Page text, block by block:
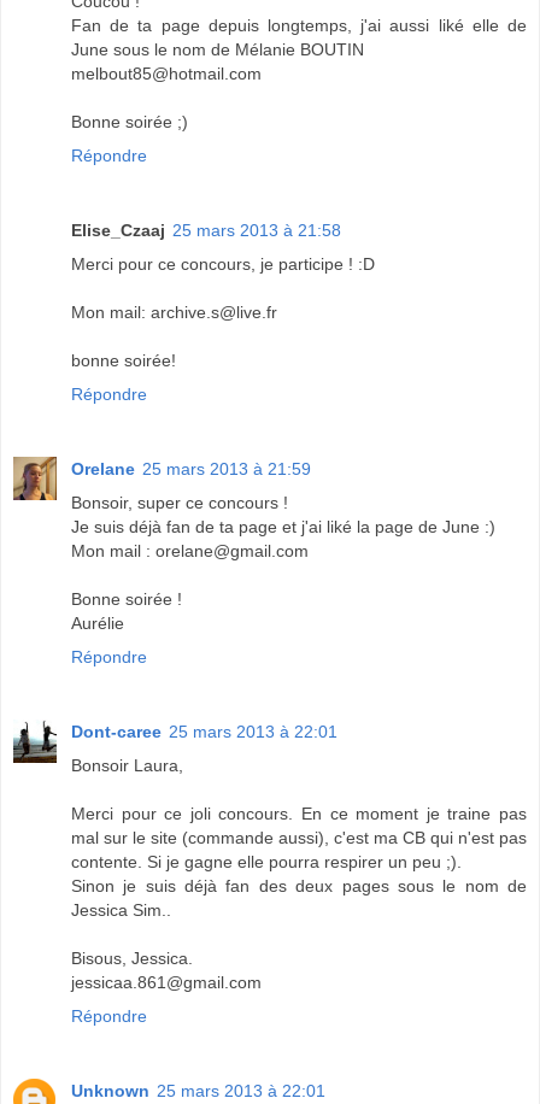
Fan de ta page depuis longtemps, j'ai aussi liké elle de
June sous le nom de Mélanie BOUTIN
melbout85@hotmail.com
Bonne soirée ;)
Répondre
Elise_Czaaj 25 mars 2013 à 21:58
Merci pour ce concours, je participe ! :D
Mon mail: archive.s@live.fr
bonne soirée!
Répondre
Orelane 25 mars 2013 à 21:59
Bonsoir, super ce concours !
Je suis déjà fan de ta page et j'ai liké la page de June :)
Mon mail : orelane@gmail.com
Bonne soirée !
Aurélie
Répondre
Dont-caree 25 mars 2013 à 22:01
Bonsoir Laura,
Merci pour ce joli concours. En ce moment je traine pas
mal sur le site (commande aussi), c'est ma CB qui n'est pas
contente. Si je gagne elle pourra respirer un peu ;).
Sinon je suis déjà fan des deux pages sous le nom de
Jessica Sim..
Bisous, Jessica.
jessicaa.861@gmail.com
Répondre
Unknown 25 mars 2013 à 22:01